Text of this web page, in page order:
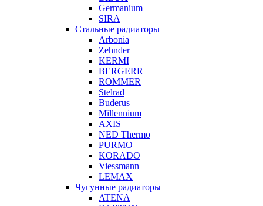
Germanium
SIRA
Стальные радиаторы
Arbonia
Zehnder
KERMI
BERGERR
ROMMER
Stelrad
Buderus
Millennium
AXIS
NED Thermo
PURMO
KORADO
Viessmann
LEMAX
Чугунные радиаторы
ATENA